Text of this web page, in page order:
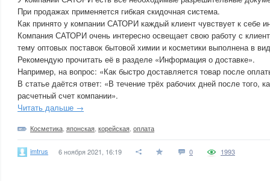
При продажах применяется гибкая скидочная система.
Как принято у компании САТОРИ каждый клиент чувствует к себе
Компания САТОРИ очень интересно освещает свою работу с
тему оптовых поставок бытовой химии и косметики выполнена в
Рекомендую прочитать её в разделе «Информация о доставке».
Например, на вопрос: «Как быстро доставляется товар после
В статье даётся ответ: «В течение трёх рабочих дней после того,
расчетный счет компании».
Читать дальше →
Косметика японская корейская оплата
imtrus 6 ноября 2021, 16:19 0 1993